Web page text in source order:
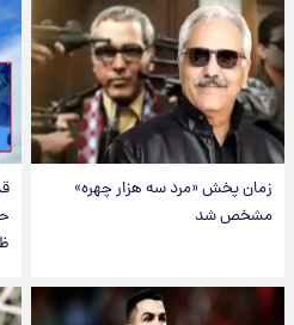
زمان پخش «مرد سه هزار چهره»
مشخص شد